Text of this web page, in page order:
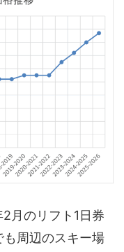
月のリフト1日券
周辺のスキー場